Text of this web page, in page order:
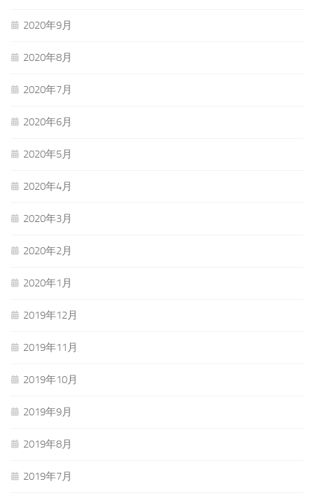
2020年9月
2020年8月
2020年7月
2020年6月
2020年5月
2020年4月
2020年3月
2020年2月
2020年1月
2019年12月
2019年11月
2019年10月
2019年9月
2019年8月
2019年7月